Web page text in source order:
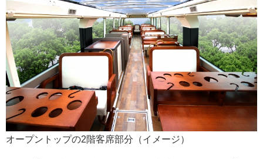
オープントップの2階客席部分（イメージ）